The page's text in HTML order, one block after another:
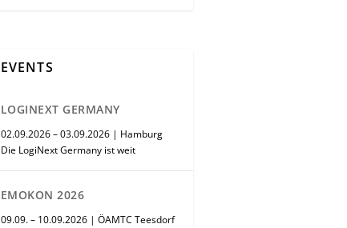
EVENTS
LOGINEXT GERMANY
02.09.2026 – 03.09.2026 | Hamburg
Die LogiNext Germany ist weit
EMOKON 2026
09.09. – 10.09.2026 | ÖAMTC Teesdorf